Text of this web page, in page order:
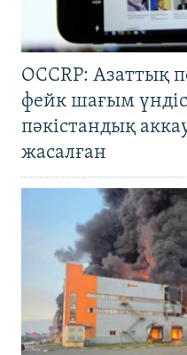
OCCRP: Азаттық
фейк шағым
пәкістандық
жасалған